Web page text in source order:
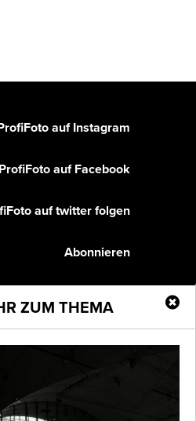
ZUM THEMA
auf Instagram
ProfiFoto auf Facebook
auf twitter folgen
Abonnieren
PF Publishing GmbH